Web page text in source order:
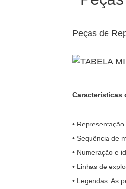
Peças de
Características
•
• Sequência de
• Numeração e
• Linhas de
• Legendas: As